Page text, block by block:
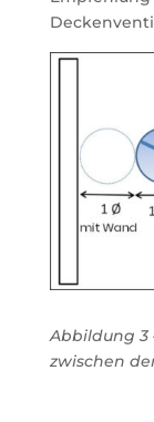
Abbildung 3
zwischen